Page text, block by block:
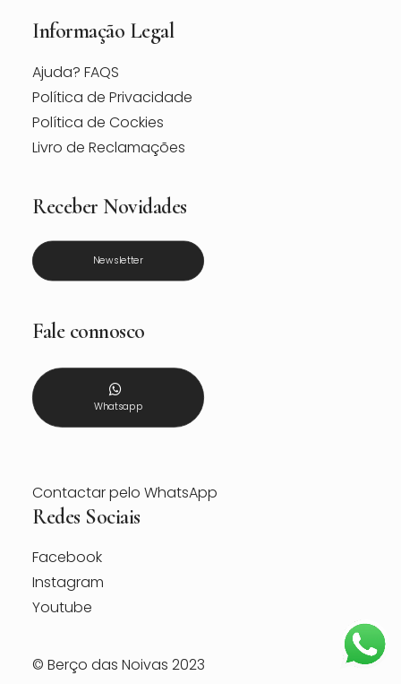
Informação Legal
Ajuda? FAQS
Política de Privacidade
Política de Cockies
Livro de Reclamações
Receber Novidades
Newsletter
Fale connosco
Whatsapp
Contactar pelo WhatsApp
Redes Sociais
Facebook
Instagram
Youtube
© Berço das Noivas 2023